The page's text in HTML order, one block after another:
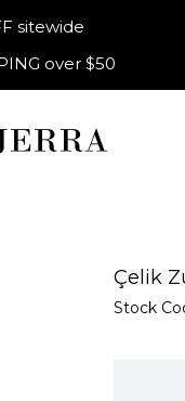
sitewide
over $50
Çelik
Stock